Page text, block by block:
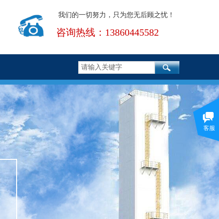
我们的一切努力，只为您无后顾之忧！
咨询热线：13860445582
客服